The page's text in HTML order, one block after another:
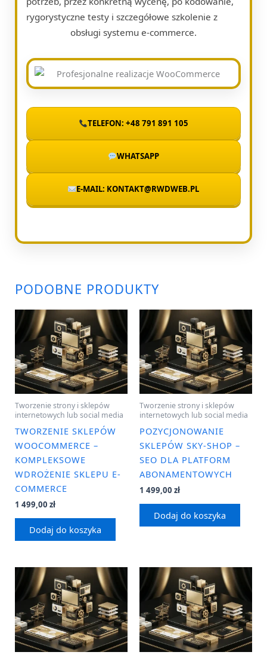
rygorystyczne testy i szczegółowe szkolenie z
obsługi systemu e-commerce.
TELEFON: +48 791 891 105
WHATSAPP
E-MAIL: KONTAKT@RWDWEB.PL
PODOBNE PRODUKTY
Tworzenie strony i sklepów
internetowych lub social media
TWORZENIE SKLEPÓW
WOOCOMMERCE –
KOMPLEKSOWE
WDROŻENIE SKLEPU E-
COMMERCE
1 499,00 zł
Dodaj do koszyka
Tworzenie strony i sklepów
internetowych lub social media
POZYCJONOWANIE
SKLEPÓW SKY-SHOP –
SEO DLA PLATFORM
ABONAMENTOWYCH
1 499,00 zł
Dodaj do koszyka